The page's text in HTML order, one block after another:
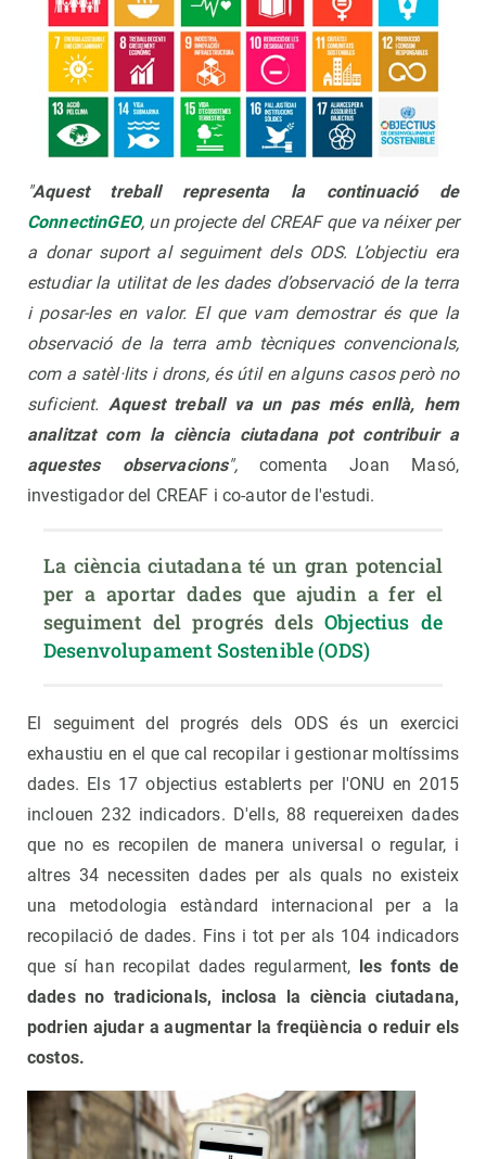
"Aquest treball representa la continuació de
ConnectinGEO, un projecte del CREAF que va néixer per
a donar suport al seguiment dels ODS. L’objectiu era
estudiar la utilitat de les dades d’observació de la terra
i posar-les en valor. El que vam demostrar és que la
observació de la terra amb tècniques convencionals,
com a satèl·lits i drons, és útil en alguns casos però no
suficient. Aquest treball va un pas més enllà, hem
analitzat com la ciència ciutadana pot contribuir a
aquestes observacions", comenta Joan Masó,
investigador del CREAF i co-autor de l'estudi.
La ciència ciutadana té un gran potencial
per a aportar dades que ajudin a fer el
seguiment del progrés dels Objectius de
Desenvolupament Sostenible (ODS)
El seguiment del progrés dels ODS és un exercici
exhaustiu en el que cal recopilar i gestionar moltíssims
dades. Els 17 objectius establerts per l'ONU en 2015
inclouen 232 indicadors. D'ells, 88 requereixen dades
que no es recopilen de manera universal o regular, i
altres 34 necessiten dades per als quals no existeix
una metodologia estàndard internacional per a la
recopilació de dades. Fins i tot per als 104 indicadors
que sí han recopilat dades regularment, les fonts de
dades no tradicionals, inclosa la ciència ciutadana,
podrien ajudar a augmentar la freqüència o reduir els
costos.